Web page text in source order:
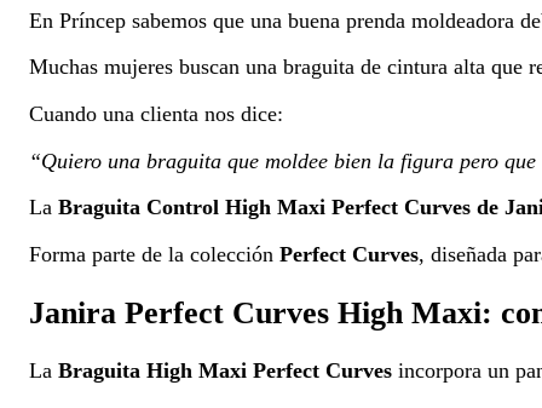
En Príncep sabemos que una buena prenda moldeadora
Muchas mujeres buscan una braguita de cintura alta
Cuando una clienta nos dice:
“Quiero una braguita que moldee bien la figura pero que
La Braguita Control High Maxi Perfect Curves de
Forma parte de la colección Perfect Curves, diseñada
Janira Perfect Curves High Maxi:
La Braguita High Maxi Perfect Curves incorpora un